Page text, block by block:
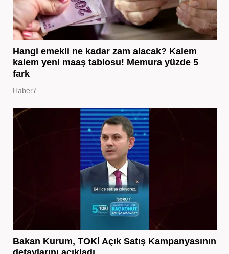
Hangi emekli ne kadar zam alacak? Kalem
kalem yeni maaş tablosu! Memura yüzde 5
fark
Haber7
Bakan Kurum, TOKİ Açık Satış Kampanyasının